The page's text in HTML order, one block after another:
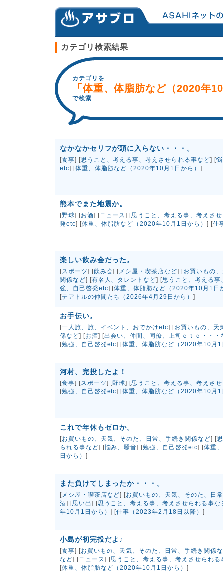
カテゴリ検索結果
カテゴリを
「体重、体脂肪など（2020年
で検索
なかなかセリフが頭に入らない・・・。
[食事] [思うこと、考える事、考えさせられる事など] [
etc] [体重、体脂肪など（2020年10月1日から） ]
熊本でまた地震か。
[野球] [お酒] [ニュース] [思うこと、考える事、考えさ
発etc] [体重、体脂肪など（2020年10月1日から） ] [仕
楽しい飲み会だった。
[スポーツ] [飲み会] [メシ屋・喫茶店など] [お買いもの
関係など] [有名人、タレントなど] [思うこと、考える事
強、自己啓発etc] [体重、体脂肪など（2020年10月1日
[テアトルの仲間たち（2026年4月29日から） ]
お手伝い。
[一人旅、旅、イベント、おでかけetc] [お買いもの、天
係など] [お酒] [出会い、仲間、同僚、上司ｅｔｃ・・・
[勉強、自己啓発etc] [体重、体脂肪など（2020年10月1
河村、完投したよ！
[食事] [スポーツ] [野球] [思うこと、考える事、考えさ
[勉強、自己啓発etc] [体重、体脂肪など（2020年10月1
これで年休もゼロか。
[お買いもの、天気、そのた、日常、手続き関係など] [
られる事など] [悩み、騒音] [勉強、自己啓発etc] [体重
日から） ]
また負けてしまったか・・・。
[メシ屋・喫茶店など] [お買いもの、天気、そのた、日
酒] [思い出] [思うこと、考える事、考えさせられる事な
年10月1日から） ] [仕事（2023年2月18日以降） ]
小島が初完投だよ♪
[食事] [お買いもの、天気、そのた、日常、手続き関係
など] [ニュース] [思うこと、考える事、考えさせられる
[体重、体脂肪など（2020年10月1日から） ]